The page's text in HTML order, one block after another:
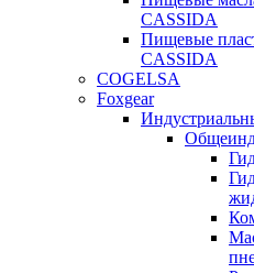
CASSIDA
Пищевые
CASSIDA
COGELSA
Foxgear